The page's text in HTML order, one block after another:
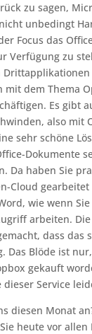
zu sagen,
unbedingt
Focus das
Verfügung zu
mit dem Thema
Es gibt
also mit
sehr schöne
Dokumente
Da haben Sie
Cloud
wie wenn
arbeiten.
dass das
Das Blöde ist
gekauft
Service
diesen Monat
heute vor allen